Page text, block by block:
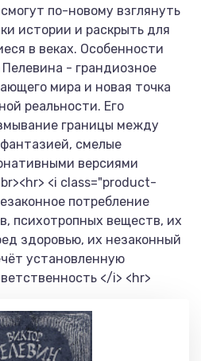
по-новому взглянуть
истории и раскрыть для
в веках. Особенности
- грандиозное
мира и новая точка
реальности. Его
границы между
смелые
версиями
<i class="product-
потребление
психотропных веществ, их
здоровью, их незаконный
установленную
</i> <hr>